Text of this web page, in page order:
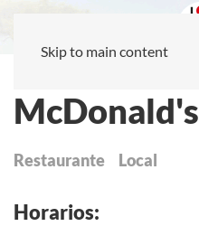
Skip to main content
McDonald's
Restaurante Local
Horarios: